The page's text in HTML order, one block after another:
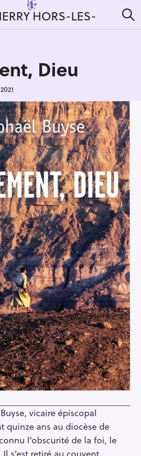
HORS-LES-
e
Dieu
vicaire épiscopal
quinze ans au diocèse de
l’obscurité de la foi, le
s’est retiré au couvent